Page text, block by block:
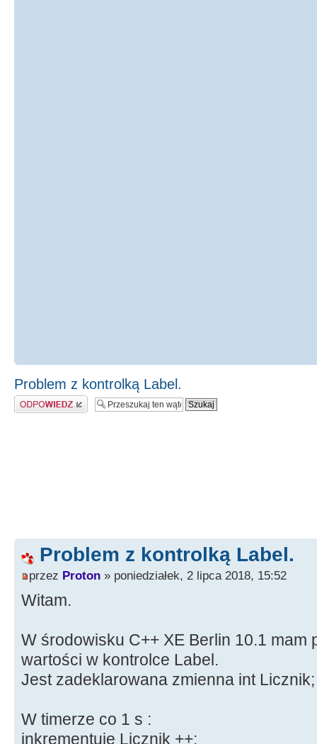
Problem z kontrolką Label.
Odpowiedz
Problem z kontrolką Label.
przez Proton » poniedziałek, 2 lipca 2018, 15:52
Witam.
W środowisku C++ XE Berlin 10.1 mam
wartości w kontrolce Label.
Jest zadeklarowana zmienna int Licznik;
W timerze co 1 s :
inkrementuję Licznik ++;